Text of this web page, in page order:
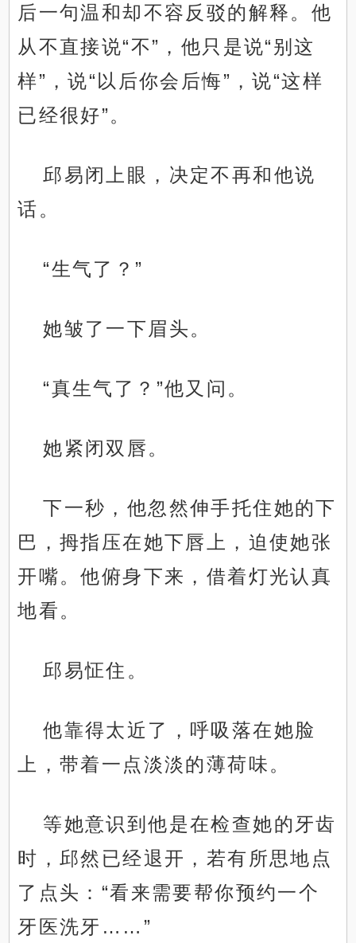
后一句温和却不容反驳的解释。他
从不直接说“不”，他只是说“别这
样”，说“以后你会后悔”，说“这样
已经很好”。
邱易闭上眼，决定不再和他说
话。
“生气了？”
她皱了一下眉头。
“真生气了？”他又问。
她紧闭双唇。
下一秒，他忽然伸手托住她的下
巴，拇指压在她下唇上，迫使她张
开嘴。他俯身下来，借着灯光认真
地看。
邱易怔住。
他靠得太近了，呼吸落在她脸
上，带着一点淡淡的薄荷味。
等她意识到他是在检查她的牙齿
时，邱然已经退开，若有所思地点
了点头：“看来需要帮你预约一个
牙医洗牙……”